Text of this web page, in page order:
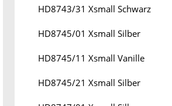
HD8743/31 Xsmall Schwarz
HD8745/01 Xsmall Silber
HD8745/11 Xsmall Vanille
HD8745/21 Xsmall Silber